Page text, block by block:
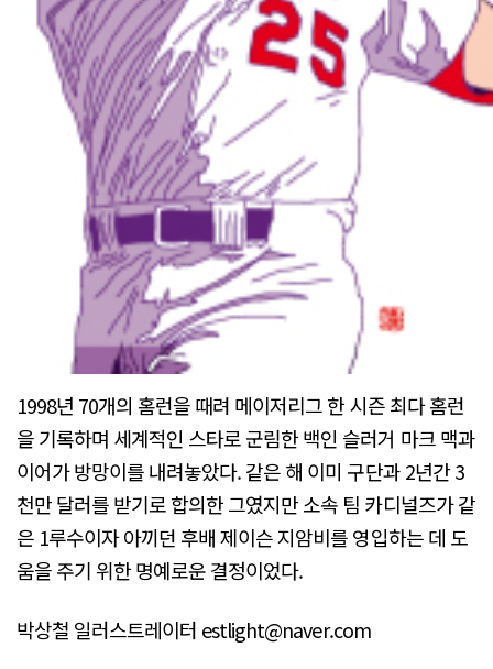
1998년 70개의 홈런을 때려 메이저리그 한 시즌 최다 홈런
을 기록하며 세계적인 스타로 군림한 백인 슬러거 마크 맥과
이어가 방망이를 내려놓았다. 같은 해 이미 구단과 2년간 3
천만 달러를 받기로 합의한 그였지만 소속 팀 카디널즈가 같
은 1루수이자 아끼던 후배 제이슨 지암비를 영입하는 데 도
움을 주기 위한 명예로운 결정이었다.
박상철 일러스트레이터 estlight@naver.com